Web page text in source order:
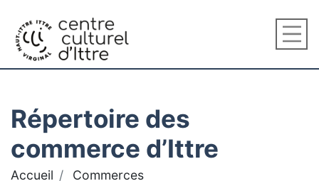
Répertoire des
commerce d’Ittre
Accueil Commerces